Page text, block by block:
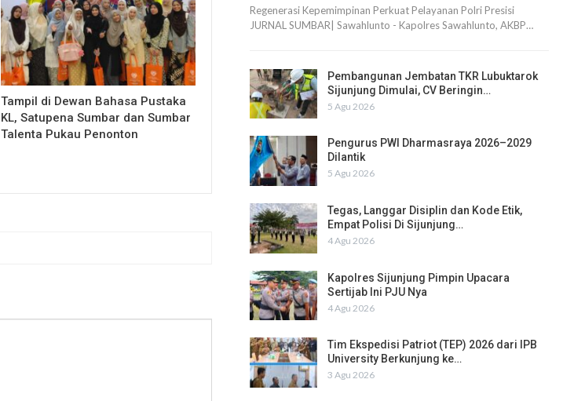
Tampil di Dewan Bahasa Pustaka
KL, Satupena Sumbar dan Sumbar
Talenta Pukau Penonton
Regenerasi Kepemimpinan Perkuat Pelayanan Polri Presisi
JURNAL SUMBAR| Sawahlunto - Kapolres Sawahlunto, AKBP…
Pembangunan Jembatan TKR Lubuktarok
Sijunjung Dimulai, CV Beringin…
5 Agu 2026
Pengurus PWI Dharmasraya 2026–2029
Dilantik
5 Agu 2026
Tegas, Langgar Disiplin dan Kode Etik,
Empat Polisi Di Sijunjung…
4 Agu 2026
Kapolres Sijunjung Pimpin Upacara
Sertijab Ini PJU Nya
4 Agu 2026
Tim Ekspedisi Patriot (TEP) 2026 dari IPB
University Berkunjung ke…
3 Agu 2026